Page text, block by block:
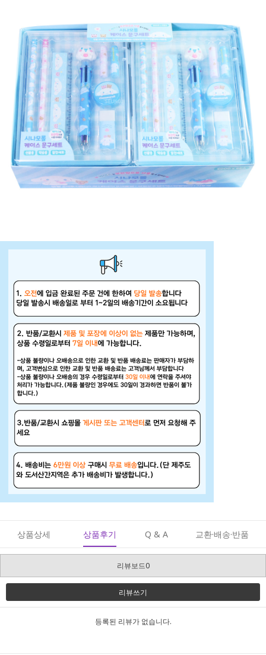
상품상세 상품후기 Q & A 교환·배송·반품
리뷰보드0
리뷰쓰기
등록된 리뷰가 없습니다.